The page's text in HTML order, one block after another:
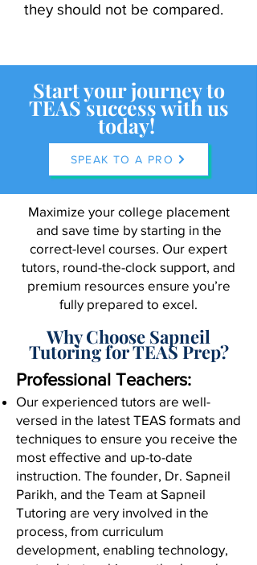
they should not be compared.
Start your journey to
TEAS success with us
today!
SPEAK TO A PRO
Maximize your college placement
and save time by starting in the
correct-level courses. Our expert
tutors, round-the-clock support, and
premium resources ensure you’re
fully prepared to excel.
Why Choose Sapneil
Tutoring for TEAS Prep?
Professional Teachers:
Our experienced tutors are well-
versed in the latest TEAS formats and
techniques to ensure you receive the
most effective and up-to-date
instruction. The founder, Dr. Sapneil
Parikh, and the Team at Sapneil
Tutoring are very involved in the
process, from curriculum
development, enabling technology,